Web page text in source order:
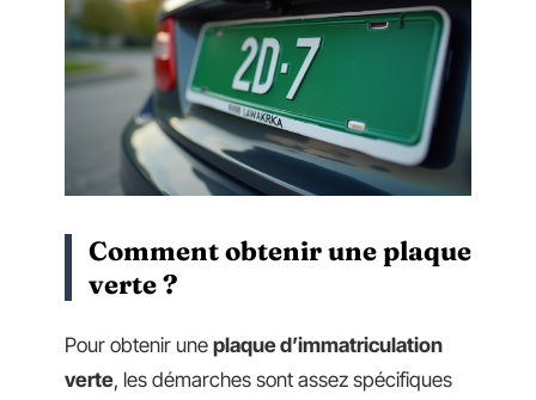
Comment obtenir une plaque
verte ?
Pour obtenir une plaque d’immatriculation
verte, les démarches sont assez spécifiques